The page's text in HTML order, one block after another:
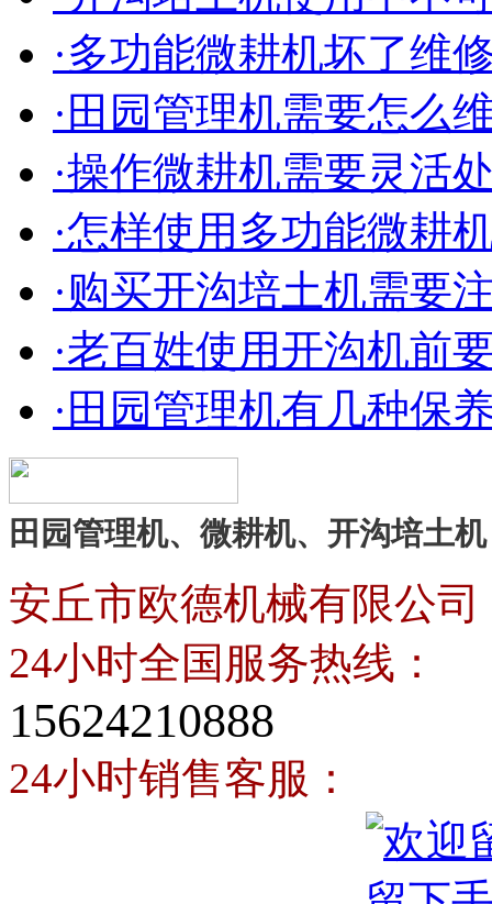
·多功能微耕机坏了维
·田园管理机需要怎么
·操作微耕机需要灵活
·怎样使用多功能微耕
·购买开沟培土机需要
·老百姓使用开沟机前
·田园管理机有几种保
田园管理机、微耕机、开沟培土机
安丘市欧德机械有限公司
24小时全国服务热线：
15624210888
24小时销售客服：